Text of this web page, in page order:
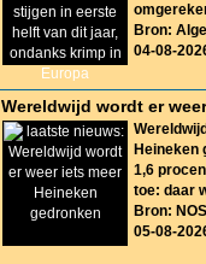
Bron:
04-08-
Wereldwijd wordt er
Heineken
1,6
toe: daar
Bron: NOS
05-08-